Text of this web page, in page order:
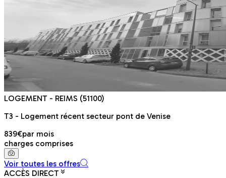
LOGEMENT - REIMS (51100)
T3 - Logement récent secteur pont de Venise
839€par mois
charges comprises
Voir toutes les offres
ACCÈS DIRECT